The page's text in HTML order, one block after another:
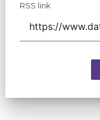
RSS link